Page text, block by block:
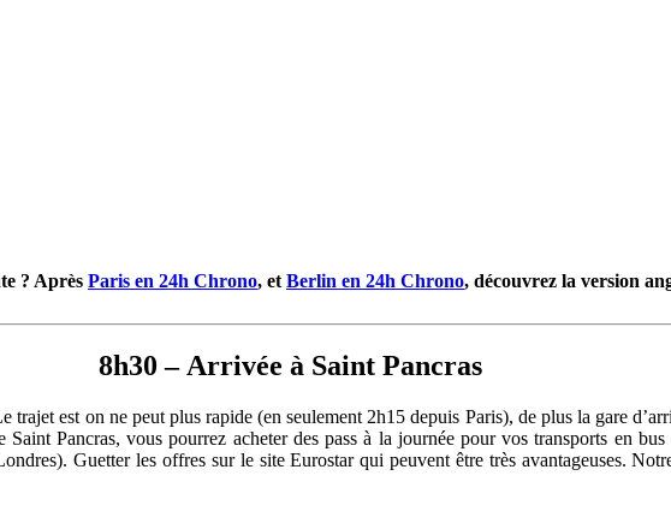
? Après Paris en 24h Chrono, et Berlin en 24h Chrono, découvrez la version
8h30 – Arrivée à Saint Pancras
est on ne peut plus rapide (en seulement 2h15 depuis Paris), de plus la gare
Pancras, vous pourrez acheter des pass à la journée pour vos transports en
Guetter les offres sur le site Eurostar qui peuvent être très avantageuses.